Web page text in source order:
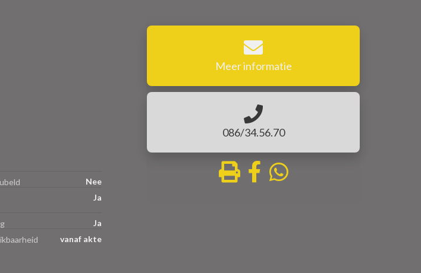
Nee
Ja
Ja
vanaf akte
Meer informatie
086/34.56.70